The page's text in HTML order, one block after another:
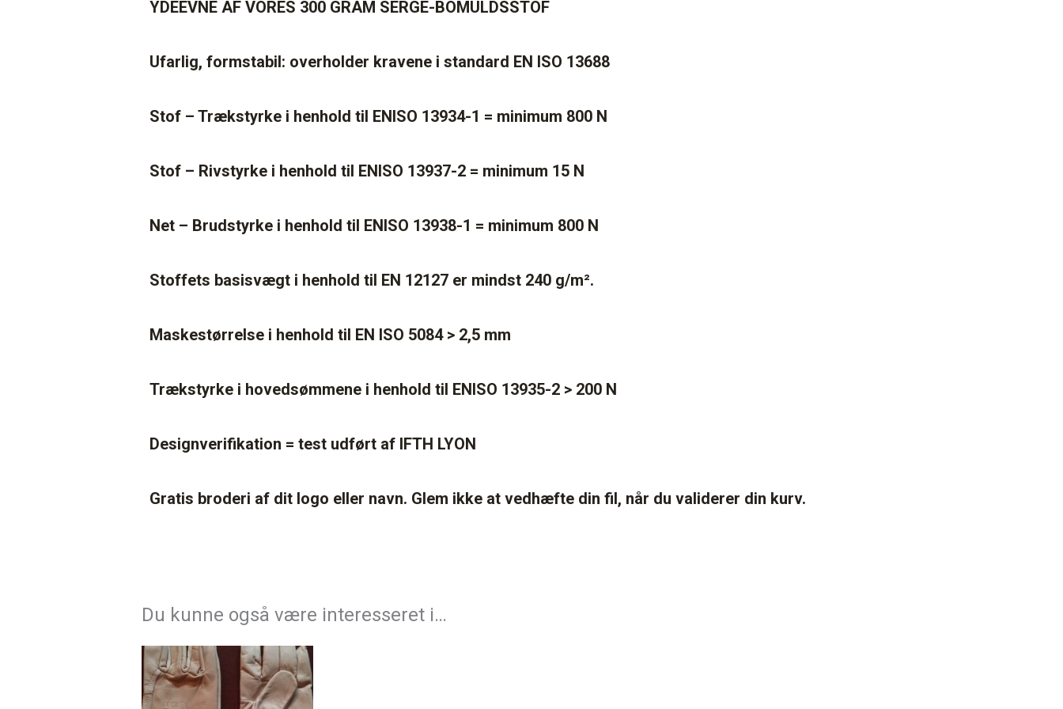
YDEEVNE AF VORES 300 GRAM SERGE-BOMULDSSTOF
Ufarlig, formstabil: overholder kravene i standard EN ISO 13688
Stof – Trækstyrke i henhold til ENISO 13934-1 = minimum 800 N
Stof – Rivstyrke i henhold til ENISO 13937-2 = minimum 15 N
Net – Brudstyrke i henhold til ENISO 13938-1 = minimum 800 N
Stoffets basisvægt i henhold til EN 12127 er mindst 240 g/m².
Maskestørrelse i henhold til EN ISO 5084 > 2,5 mm
Trækstyrke i hovedsømmene i henhold til ENISO 13935-2 > 200 N
Designverifikation = test udført af IFTH LYON
Gratis broderi af dit logo eller navn. Glem ikke at vedhæfte din fil, når du validerer din kurv.
Du kunne også være interesseret i…
Dette
vare
har